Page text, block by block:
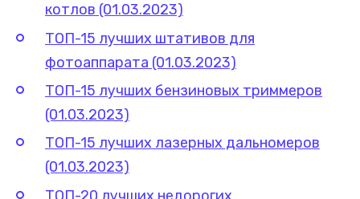
котлов (01.03.2023)
ТОП-15 лучших штативов для
фотоаппарата (01.03.2023)
ТОП-15 лучших бензиновых триммеров
(01.03.2023)
ТОП-15 лучших лазерных дальномеров
(01.03.2023)